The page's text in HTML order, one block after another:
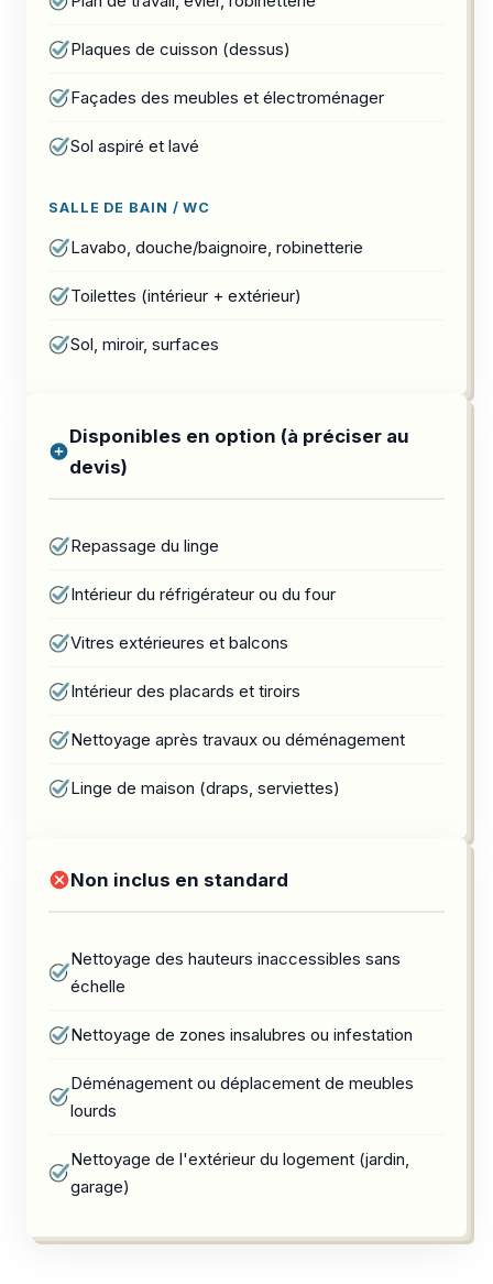
Plaques de cuisson (dessus)
Façades des meubles et électroménager
Sol aspiré et lavé
SALLE DE BAIN / WC
Lavabo, douche/baignoire, robinetterie
Toilettes (intérieur + extérieur)
Sol, miroir, surfaces
Disponibles en option (à préciser au
devis)
Repassage du linge
Intérieur du réfrigérateur ou du four
Vitres extérieures et balcons
Intérieur des placards et tiroirs
Nettoyage après travaux ou déménagement
Linge de maison (draps, serviettes)
Non inclus en standard
Nettoyage des hauteurs inaccessibles sans
échelle
Nettoyage de zones insalubres ou infestation
Déménagement ou déplacement de meubles
lourds
Nettoyage de l'extérieur du logement (jardin,
garage)